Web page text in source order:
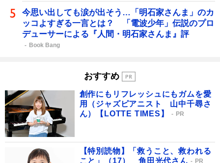
今思い出しても涙が出そう…「明石家さんま」のカ
ッコよすぎる一言とは？ 「電波少年」伝説のプロ
デューサーによる『人間・明石家さんま』評
Book Bang
おすすめ
創作にもリフレッシュにもガムを愛
用（ジャズピアニスト 山中千尋さ
ん）【LOTTE TIMES】
PR
【特別読物】「救うこと、救われる
こと」（17） 角田光代さん
PR